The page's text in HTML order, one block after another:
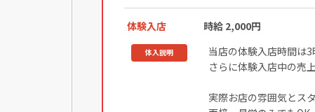
体験入店 時給 2,000円
体入説明
当店の体験入店時間は
さらに体験入店中の売
実際お店の雰囲気とス